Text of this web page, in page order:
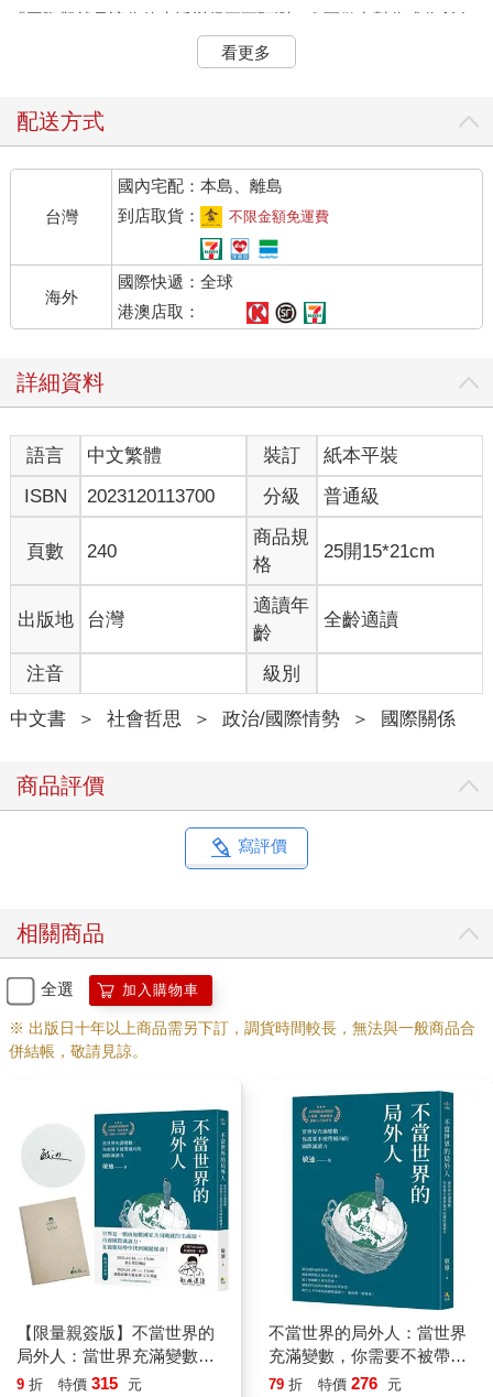
「國際觀就是讓你的生活變得更可預測，進而做出對你或你所在
石油和它的副產物充斥在我們的生活之中。你騎機車加的油、路
上踩著的瀝青、受傷塗抹的凡士林、孩子玩的塑膠樂高、打掃用
的橡膠手套，這些統統都是從石油延伸而成的各樣石化產品。所
以你取得這些日常用品的成本，奠基在最上游的價格──油價。那
油價又是因為什麼而浮動呢？以經濟學角度來說很簡單，就是供
需平衡。需求大於供給，油價就會漲，反之則跌。但這個供需不
是只看終端消費者，有時候我們更需著眼於供給者。石油在眾多
管為國營企業。
我們就以二○二○年破天荒的油價大跌為例。
二○二○年二月，全球疫情大爆發，各國宣布關閉邊境，飛機停
飛，郵輪停駛。隨著經濟活動逐漸停擺，全球的石油需求也跟著
降低。畢竟都不出門了，哪還需要加油呢？當需求降低，價格也
就會跟著下調。全球石油價格慢慢從一桶八十美元，跌價到一桶
四十美元，攔腰折半。以上是需求者造成的跌價。但要注意，這
還不是壓垮油價的最後一根稻草，沙烏地阿拉伯和俄羅斯的吵架
才是。
沙烏地阿拉伯是石油輸出國組織（OPEC）的主導者。這個組織
規範各個石油輸出國的售出價格是高是低、要輸出多少桶，目的
是為了鞏固這些石油國家的共同利益，避免有某個國家刻意削價
鏡頭轉到另一個主角──俄羅斯。俄羅斯也是石油大國，卻不在
隊，稱做「non-OPEC」。有一天，OPEC和non-OPEC在聊天，
他們突然靈機一動，發現欸如果我們兩邊都少生產一些，維持市
可是雙方討論來討論去，總是找不到共識，尤其俄羅斯說什麼都
不願意降到大家規定的數字。一來這樣他會少賺，二來他不想當
沙烏地阿拉伯的小跟班，他想當家做主。哇，俄羅斯耍脾氣，這
下沙烏地阿拉伯也不爽了。二○二○年三月，沙烏地阿拉伯心一
橫，宣布大幅下調原油出口價格。除此之外，還計畫下個月大幅
提高原油產量，每天超過一千萬桶。
不是啊，全世界都不太需要這麼多石油了，沙烏地阿拉伯你還增
產，這豈不是提油救火嗎？總之在報復性降價之後，油價來到一
桶只要三十美元。這是什麼概念？就是連一桶可樂都比一桶石油
貴的意思。所以在二○二○年四月左右，你有沒有覺得去加油時，
油錢都便宜得要死。怎麼以前要一百元的現在都加不到六十元，
還一度懷疑是不是加油站工讀生都沒幫你加滿？還是政府體恤人
民工作辛苦，幫大家調降油價？不是的。仔細看，油價其實是跟
著國際局勢波動的，跟國內政治沒太大關聯。
這就是我說的，國際局勢影響你的生活決策。今天如果你是做國
際貿易的，要計算貨櫃進出口的成本，就不能不搞清楚現在的國
看更多
配送方式
台灣
國內宅配：本島、離島
到店取貨：
不限金額免運費
海外
國際快遞：全球
港澳店取：
詳細資料
語言 中文繁體 裝訂
紙本平裝
ISBN
2023120113700 分級 普通級
頁數 240
商品規
格
25開15*21cm
出版地 台灣
適讀年
齡
全齡適讀
注音 級別
中文書 ＞ 社會哲思 ＞ 政治/國際情勢 ＞ 國際關係
商品評價
寫評價
相關商品
全選 加入購物車
※ 出版日十年以上商品需另下訂，調貨時間較長，無法與一般商品合
併結帳，敬請見諒。
【限量親簽版】不當世界的
局外人：當世界充滿變數，
你需要不被帶風向的國際識
9 折 特價 315 元
不當世界的局外人：當世界
充滿變數，你需要不被帶風
向的國際識讀力
79 折 特價 276 元